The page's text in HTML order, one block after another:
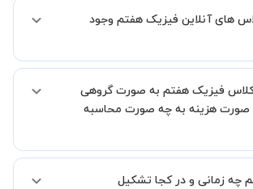
شما پیش از جلسه تمامی موارد لازم برای برگزاری
و مفید را به شما توضیح خواهند داد.
های آنلاین فیزیک هفتم وجود
کلاس فیزیک هفتم به صورت گروهی
صورت هزینه به چه صورت محاسبه
ها را در کنار دوستان و یا آشنایان خود به
چه زمانی و در کجا تشکیل